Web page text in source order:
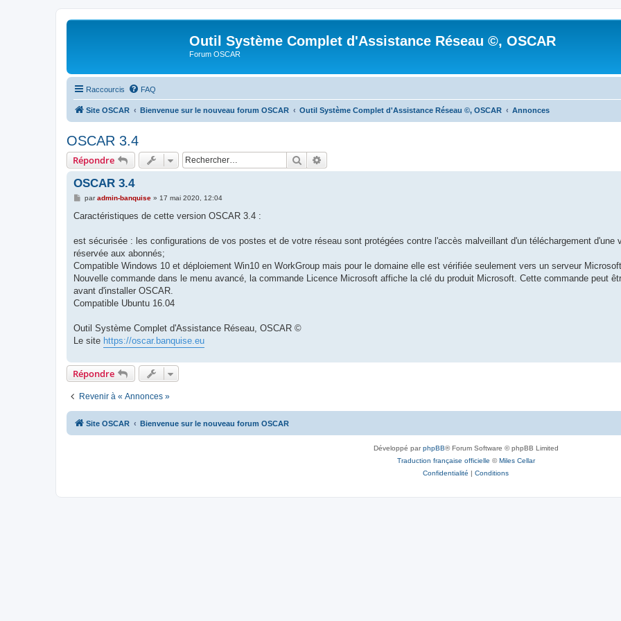
Outil Système Complet d'Assistance Réseau ©, OSCAR
Forum OSCAR
Raccourcis FAQ
Site OSCAR Bienvenue sur le nouveau forum OSCAR Outil Système Complet d'Assistance Réseau ©, OSCAR Annonces
OSCAR 3.4
Répondre Rechercher
OSCAR 3.4
M
s
g
paradmin-banquise» 17 mai 2020, 12:04
Caractéristiques de cette version OSCAR 3.4 :
est sécurisée : les configurations de vos postes et de votre réseau sont protégées contre l'accès malveillant d'un téléchargement d'une
réservée aux abonnés;
Compatible Windows 10 et déploiement Win10 en WorkGroup mais pour le domaine elle est vérifiée seulement vers un serveur Microsoft.
Nouvelle commande dans le menu avancé, la commande Licence Microsoft affiche la clé du produit Microsoft. Cette commande peut
avant d'installer OSCAR.
Compatible Ubuntu 16.04
Outil Système Complet d'Assistance Réseau, OSCAR ©
Le site https://oscar.banquise.eu
Répondre
Revenir à « Annonces »
Site OSCAR Bienvenue sur le nouveau forum OSCAR
Développé parphpBB® Forum Software © phpBB Limited
Traduction française officielle ©Miles Cellar
Confidentialité | Conditions